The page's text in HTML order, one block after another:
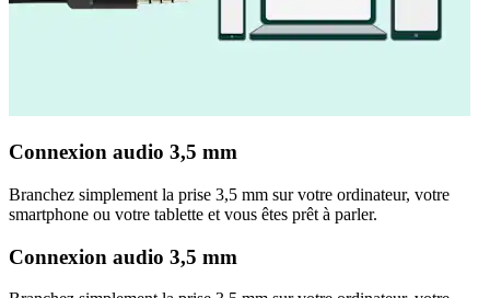
Connexion audio 3,5 mm
Branchez simplement la prise 3,5 mm sur votre ordinateur, votre
smartphone ou votre tablette et vous êtes prêt à parler.
Connexion audio 3,5 mm